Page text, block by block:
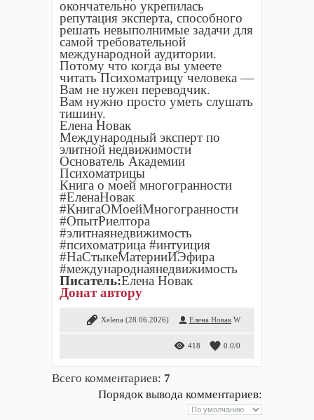
окончательно укрепилась
репутация эксперта, способного
решать невыполнимые задачи для
самой требовательной
международной аудитории.
Потому что когда вы умеете
читать Психоматрицу человека —
Вам не нужен переводчик.
Вам нужно просто уметь слушать
тишину.
Елена Новак
Международный эксперт по
элитной недвижимости
Основатель Академии
Психоматрицы
Книга о моей многогранности
#ЕленаНовак
#КнигаОМоейМногогранности
#ОпытРиелтора
#элитнаянедвижимость
#психоматрица #интуиция
#НаСтыкеМатерииИЭфира
#международнаянедвижимость
Писатель:Елена Новак
Донат автору
Xelena (28.06.2026) Елена Новак W
418 0.0/0
Всего комментариев: 7
Порядок вывода комментариев: